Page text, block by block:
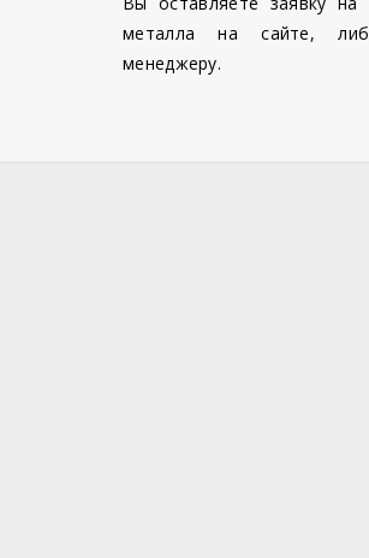
металла на сайте,
менеджеру.